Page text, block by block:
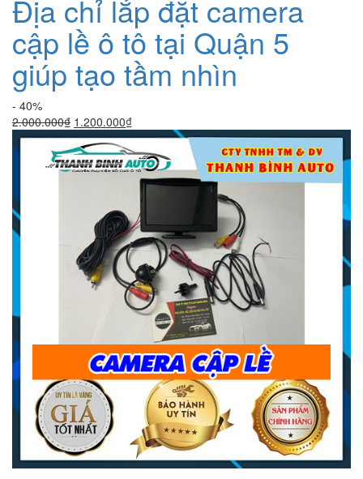
Địa chỉ lắp đặt camera
cập lề ô tô tại Quận 5
giúp tạo tầm nhìn
- 40%
2.000.000₫ Giá
gốc
là:
2.000.000₫.
1.200.000₫Giá
hiện
tại
là:
1.200.000₫.